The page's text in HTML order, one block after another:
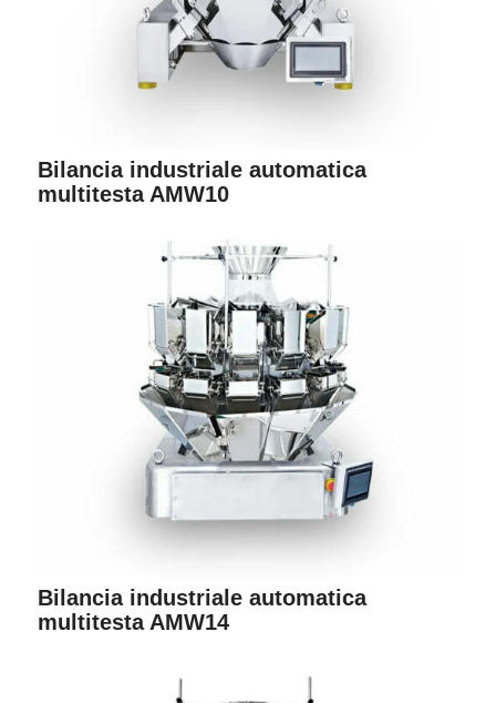
Bilancia industriale automatica
multitesta AMW10
Bilancia industriale automatica
multitesta AMW14